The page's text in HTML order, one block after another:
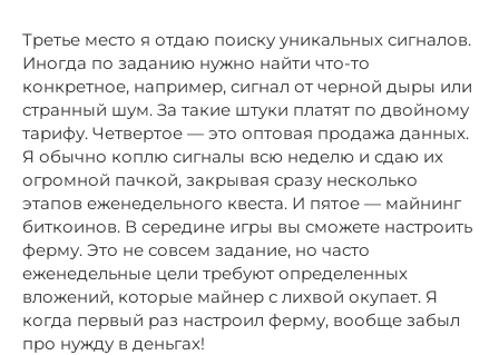
Третье место я отдаю поиску уникальных сигналов.
Иногда по заданию нужно найти что-то
конкретное, например, сигнал от черной дыры или
странный шум. За такие штуки платят по двойному
тарифу. Четвертое — это оптовая продажа данных.
Я обычно коплю сигналы всю неделю и сдаю их
огромной пачкой, закрывая сразу несколько
этапов еженедельного квеста. И пятое — майнинг
биткоинов. В середине игры вы сможете настроить
ферму. Это не совсем задание, но часто
еженедельные цели требуют определенных
вложений, которые майнер с лихвой окупает. Я
когда первый раз настроил ферму, вообще забыл
про нужду в деньгах!